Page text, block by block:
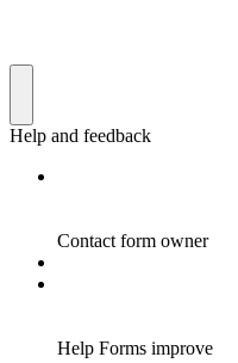
Help and feedback
Contact form owner
Help Forms improve